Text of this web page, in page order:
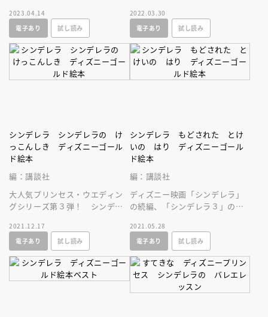
ディズニー絵本シリーズ！
2023.04.14
電子あり
試し読み
も負けずに王子様に恋して生き
る物語です。
2022.03.30
電子あり
試し読み
シンデレラ シンデレラの け
っこんしき ディズニーゴール
ド絵本
編：講談社
大人気プリンセス・ウエディン
グシリーズ第３弾！ シンデレ
げるまでを描いたロマンチック
ストーリー！
2021.12.17
電子あり
試し読み
シンデレラ もどされた とけ
いの はり ディズニーゴール
ド絵本
編：講談社
ディズニー映画「シンデレラ」
の続編、「シンデレラ３」のお
作品をこの一冊で楽しめます！
2021.05.28
電子あり
試し読み